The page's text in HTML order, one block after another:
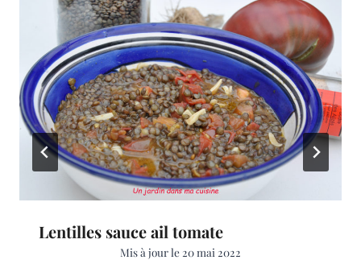
Lentilles sauce ail tomate
Mis à jour le 20 mai 2022